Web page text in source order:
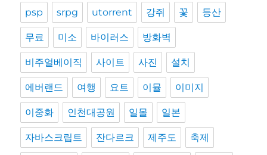
psp srpg utorrent 강쥐 꽃 등산
무료 미소 바이러스 방화벽
비주얼베이직 사이트 사진 설치
에버랜드 여행 요트 이뮬 이미지
이중화 인천대공원 일몰 일본
자바스크립트 잔다르크 제주도 축제